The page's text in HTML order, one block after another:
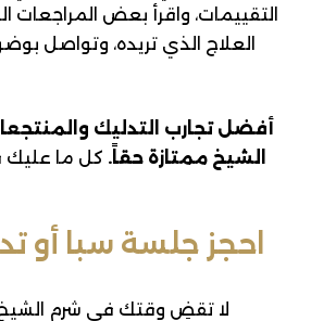
التقييمات، واقرأ بعض المراجعات
العلاج الذي تريده، وتواصل
أفضل تجارب التدليك
الشيخ ممتازة حقاً. كل ما عليك
احجز جلسة سبا أو
لا تقضِ وقتك في شرم